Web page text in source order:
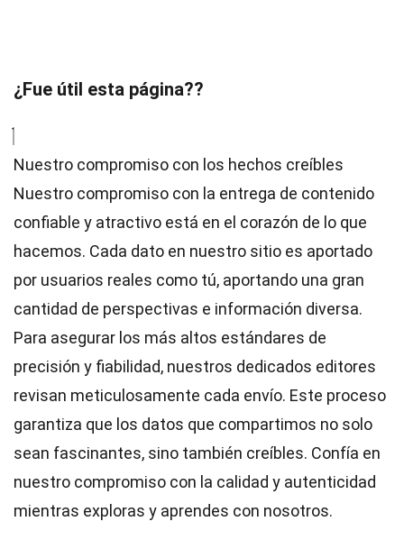
¿Fue útil esta página??
Nuestro compromiso con los hechos creíbles
Nuestro compromiso con la entrega de contenido
confiable y atractivo está en el corazón de lo que
hacemos. Cada dato en nuestro sitio es aportado
por usuarios reales como tú, aportando una gran
cantidad de perspectivas e información diversa.
Para asegurar los más altos estándares de
precisión y fiabilidad, nuestros dedicados editores
revisan meticulosamente cada envío. Este proceso
garantiza que los datos que compartimos no solo
sean fascinantes, sino también creíbles. Confía en
nuestro compromiso con la calidad y autenticidad
mientras exploras y aprendes con nosotros.